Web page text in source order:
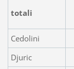
totali
Cedolini
Djuric